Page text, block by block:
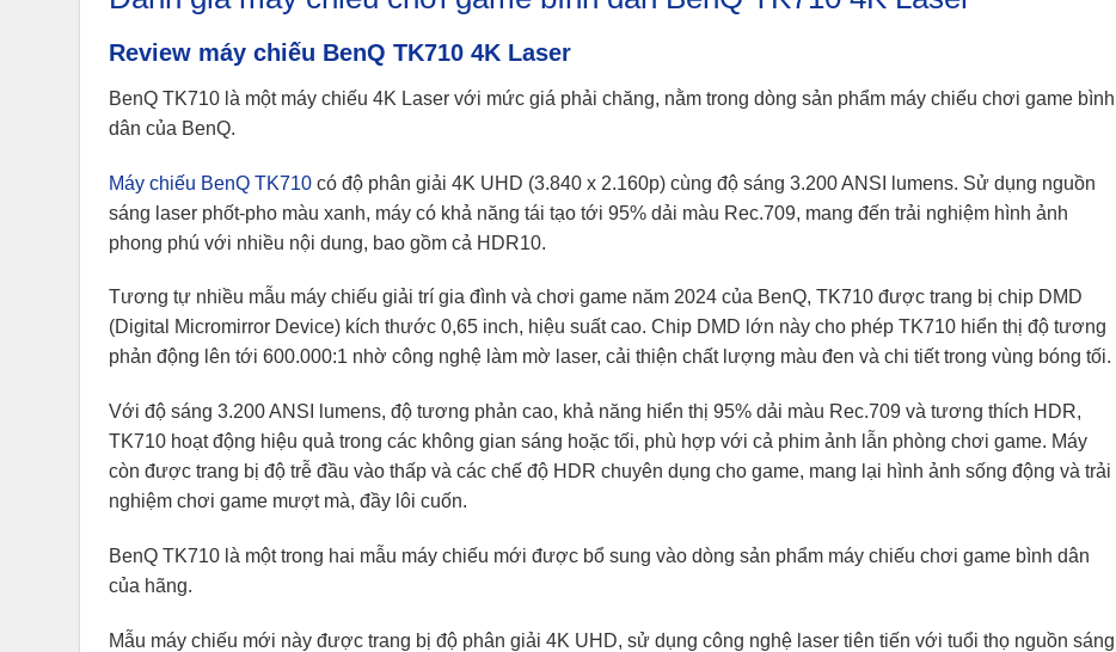
Review máy chiếu BenQ TK710 4K Laser
BenQ TK710 là một máy chiếu 4K Laser với mức giá phải chăng, nằm trong dòng sản phẩm máy chiếu chơi game bình
dân của BenQ.
Máy chiếu BenQ TK710 có độ phân giải 4K UHD (3.840 x 2.160p) cùng độ sáng 3.200 ANSI lumens. Sử dụng nguồn
sáng laser phốt-pho màu xanh, máy có khả năng tái tạo tới 95% dải màu Rec.709, mang đến trải nghiệm hình ảnh
phong phú với nhiều nội dung, bao gồm cả HDR10.
Tương tự nhiều mẫu máy chiếu giải trí gia đình và chơi game năm 2024 của BenQ, TK710 được trang bị chip DMD
(Digital Micromirror Device) kích thước 0,65 inch, hiệu suất cao. Chip DMD lớn này cho phép TK710 hiển thị độ tương
phản động lên tới 600.000:1 nhờ công nghệ làm mờ laser, cải thiện chất lượng màu đen và chi tiết trong vùng bóng tối.
Với độ sáng 3.200 ANSI lumens, độ tương phản cao, khả năng hiển thị 95% dải màu Rec.709 và tương thích HDR,
TK710 hoạt động hiệu quả trong các không gian sáng hoặc tối, phù hợp với cả phim ảnh lẫn phòng chơi game. Máy
còn được trang bị độ trễ đầu vào thấp và các chế độ HDR chuyên dụng cho game, mang lại hình ảnh sống động và trải
nghiệm chơi game mượt mà, đầy lôi cuốn.
BenQ TK710 là một trong hai mẫu máy chiếu mới được bổ sung vào dòng sản phẩm máy chiếu chơi game bình dân
của hãng.
Mẫu máy chiếu mới này được trang bị độ phân giải 4K UHD, sử dụng công nghệ laser tiên tiến với tuổi thọ nguồn sáng